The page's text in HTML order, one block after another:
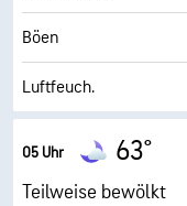
Wolkendecke
Böen
Luftfeuch.
AccuLumen Brightness
05 Uhr 63°
Teilweise bewölkt